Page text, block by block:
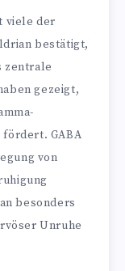
viele der
bestätigt,
zentrale
gezeigt,
fördert. GABA
von
besonders
Unruhe